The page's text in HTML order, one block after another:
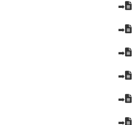
➡️
➡️
➡️
➡️
➡️
➡️